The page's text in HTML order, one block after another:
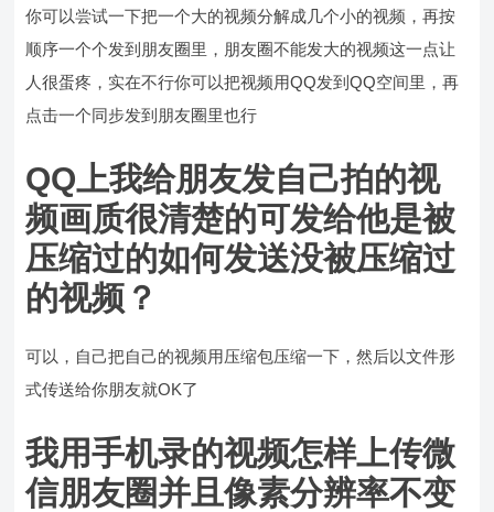
你可以尝试一下把一个大的视频分解成几个小的视频，再按
顺序一个个发到朋友圈里，朋友圈不能发大的视频这一点让
人很蛋疼，实在不行你可以把视频用QQ发到QQ空间里，再
点击一个同步发到朋友圈里也行
QQ上我给朋友发自己拍的视
频画质很清楚的可发给他是被
压缩过的如何发送没被压缩过
的视频？
可以，自己把自己的视频用压缩包压缩一下，然后以文件形
式传送给你朋友就OK了
我用手机录的视频怎样上传微
信朋友圈并且像素分辨率不变